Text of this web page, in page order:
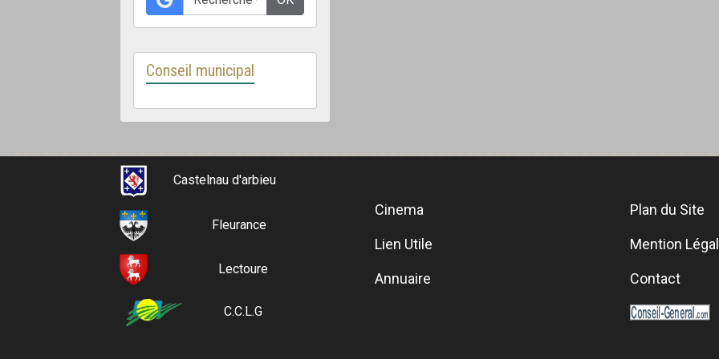
Conseil municipal
Castelnau d'arbieu
Fleurance
Lectoure
C.C.L.G
Cinema
Lien Utile
Annuaire
Plan du Site
Mention
Contact